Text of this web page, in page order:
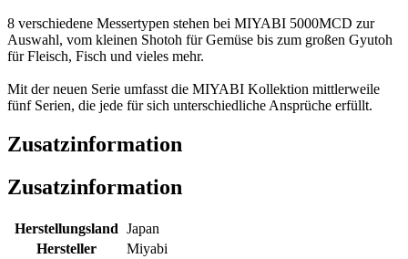
8 verschiedene Messertypen stehen bei MIYABI 5000MCD zur
Auswahl, vom kleinen Shotoh für Gemüse bis zum großen Gyutoh
für Fleisch, Fisch und vieles mehr.
Mit der neuen Serie umfasst die MIYABI Kollektion mittlerweile
fünf Serien, die jede für sich unterschiedliche Ansprüche erfüllt.
Zusatzinformation
Zusatzinformation
Herstellungsland Japan
Hersteller
Miyabi